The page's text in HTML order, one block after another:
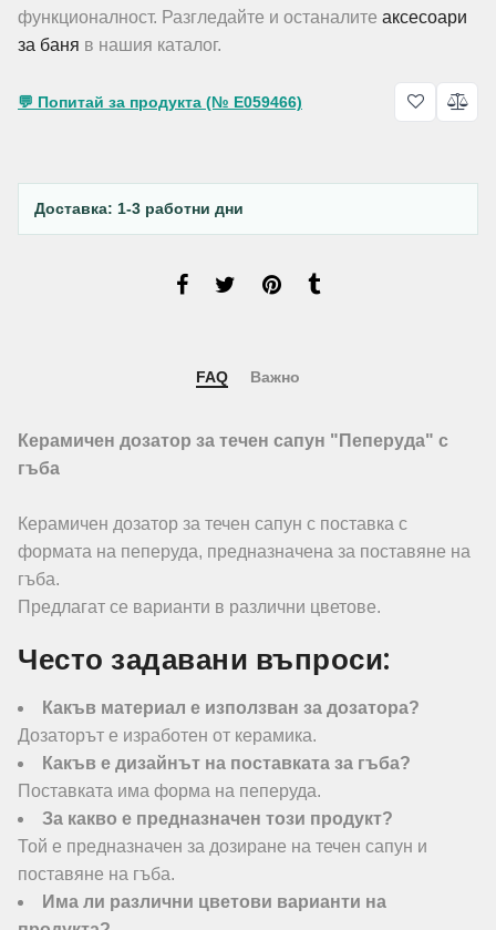
функционалност. Разгледайте и останалите аксесоари
за баня в нашия каталог.
💬 Попитай за продукта (№ E059466)
Доставка: 1-3 работни дни
FAQ Важно
Керамичен дозатор за течен сапун "Пеперуда" с
гъба
Керамичен дозатор за течен сапун с поставка с
формата на пеперуда, предназначена за поставяне на
гъба.
Предлагат се варианти в различни цветове.
Често задавани въпроси:
Какъв материал е използван за дозатора?
Дозаторът е изработен от керамика.
Какъв е дизайнът на поставката за гъба?
Поставката има форма на пеперуда.
За какво е предназначен този продукт?
Той е предназначен за дозиране на течен сапун и
поставяне на гъба.
Има ли различни цветови варианти на